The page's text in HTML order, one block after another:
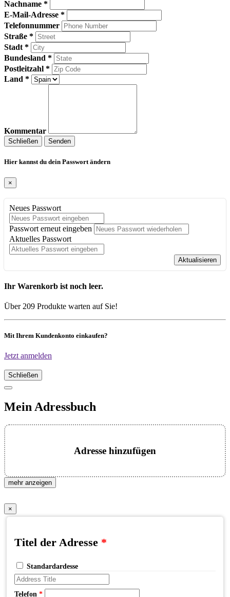
Nachname *
E-Mail-Adresse *
Telefonnummer
Straße *
Stadt *
Bundesland *
Postleitzahl *
Land *
Kommentar
Schließen Senden
Hier kannst du dein Passwort ändern
×
Neues Passwort
Passwort erneut eingeben
Aktuelles Passwort
Aktualisieren
Ihr Warenkorb ist noch leer.
Über 209 Produkte warten auf Sie!
Mit Ihrem Kundenkonto einkaufen?
Jetzt anmelden
Schließen
Mein Adressbuch
Adresse hinzufügen
mehr anzeigen
×
Titel der Adresse *
Standardardesse
Telefon *